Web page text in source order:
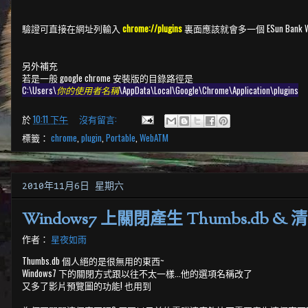
驗證可直接在網址列輸入 chrome://plugins裏面應該就會多一個 ESun Bank
另外補充
若是一般 google chrome 安裝版的目錄路徑是
C:\Users\你的使用者名稱\AppData\Local\Google\Chrome\Application\plugins
於10:11 下午
沒有留言:
標籤： chrome,plugin,Portable,WebATM
2010年11月6日 星期六
Windows7 上關閉產生 Thumbs.db &
作者： 星夜如雨
Thumbs.db 個人絕的是很無用的東西~
Windows7 下的關閉方式跟以往不太一樣...他的選項名稱改了
又多了影片預覽圖的功能! 也用到